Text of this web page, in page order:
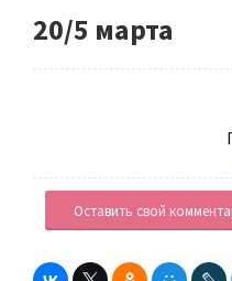
20/5 марта
Оставить свой